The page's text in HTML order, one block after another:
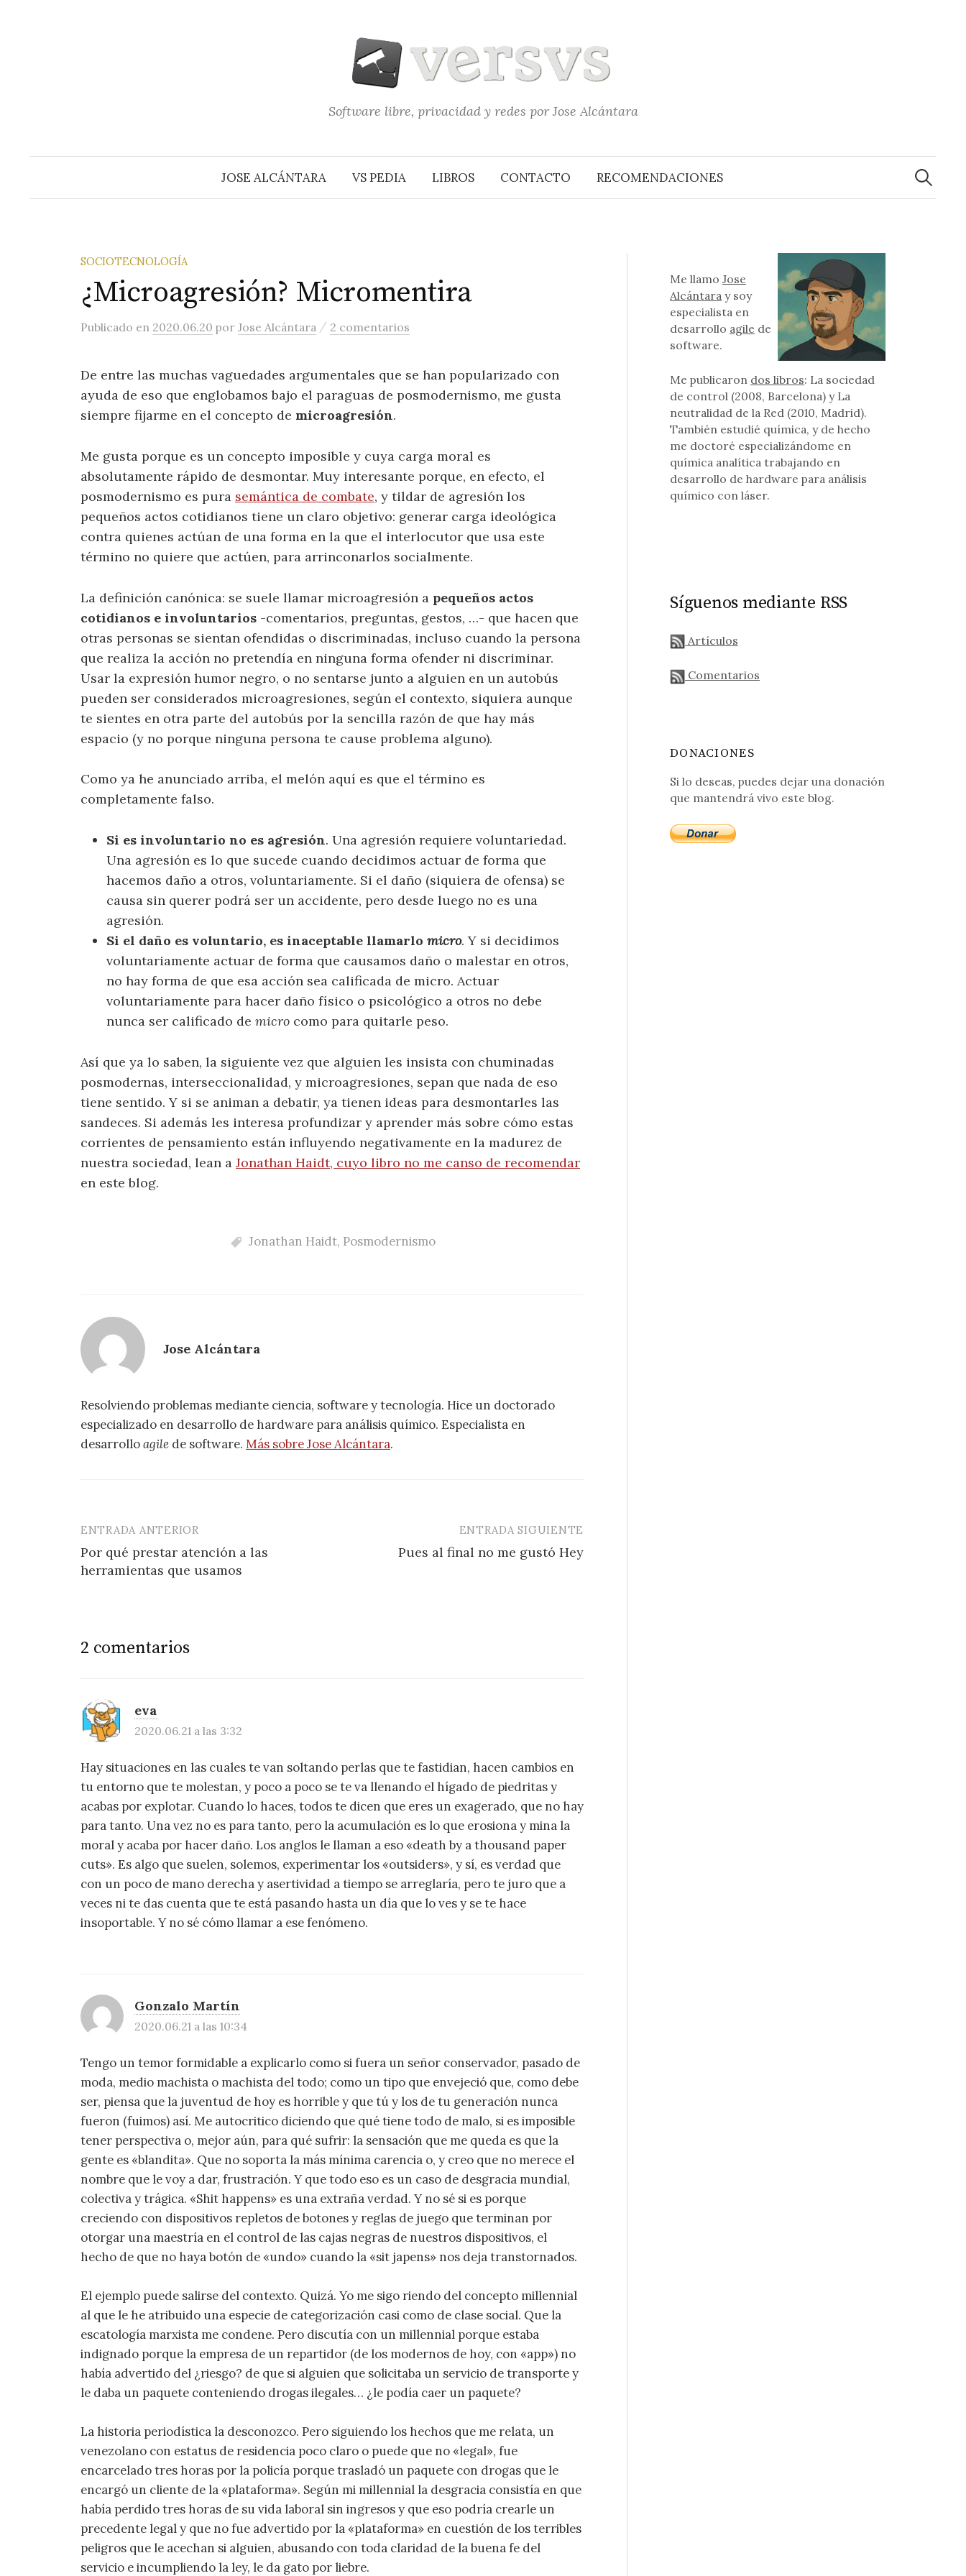
Software libre, privacidad y redes por Jose Alcántara
JOSE ALCÁNTARA VS PEDIA LIBROS CONTACTO RECOMENDACIONES
Buscar:
SOCIOTECNOLOGÍA
¿Microagresión? Micromentira
Publicado en 2020.06.20 por Jose Alcántara / 2 comentarios
De entre las muchas vaguedades argumentales que se han popularizado con
ayuda de eso que englobamos bajo el paraguas de posmodernismo, me gusta
siempre fijarme en el concepto de microagresión.
Me gusta porque es un concepto imposible y cuya carga moral es
absolutamente rápido de desmontar. Muy interesante porque, en efecto, el
posmodernismo es pura semántica de combate, y tildar de agresión los
pequeños actos cotidianos tiene un claro objetivo: generar carga ideológica
contra quienes actúan de una forma en la que el interlocutor que usa este
término no quiere que actúen, para arrinconarlos socialmente.
La definición canónica: se suele llamar microagresión a pequeños actos
cotidianos e involuntarios -comentarios, preguntas, gestos, …- que hacen que
otras personas se sientan ofendidas o discriminadas, incluso cuando la persona
que realiza la acción no pretendía en ninguna forma ofender ni discriminar.
Usar la expresión humor negro, o no sentarse junto a alguien en un autobús
pueden ser considerados microagresiones, según el contexto, siquiera aunque
te sientes en otra parte del autobús por la sencilla razón de que hay más
espacio (y no porque ninguna persona te cause problema alguno).
Como ya he anunciado arriba, el melón aquí es que el término es
completamente falso.
Si es involuntario no es agresión. Una agresión requiere voluntariedad.
Una agresión es lo que sucede cuando decidimos actuar de forma que
hacemos daño a otros, voluntariamente. Si el daño (siquiera de ofensa) se
causa sin querer podrá ser un accidente, pero desde luego no es una
agresión.
Si el daño es voluntario, es inaceptable llamarlo micro. Y si decidimos
voluntariamente actuar de forma que causamos daño o malestar en otros,
no hay forma de que esa acción sea calificada de micro. Actuar
voluntariamente para hacer daño físico o psicológico a otros no debe
nunca ser calificado de micro como para quitarle peso.
Así que ya lo saben, la siguiente vez que alguien les insista con chuminadas
posmodernas, interseccionalidad, y microagresiones, sepan que nada de eso
tiene sentido. Y si se animan a debatir, ya tienen ideas para desmontarles las
sandeces. Si además les interesa profundizar y aprender más sobre cómo estas
corrientes de pensamiento están influyendo negativamente en la madurez de
nuestra sociedad, lean a Jonathan Haidt, cuyo libro no me canso de recomendar
en este blog.
Jonathan Haidt, Posmodernismo
Jose Alcántara
Resolviendo problemas mediante ciencia, software y tecnología. Hice un doctorado
especializado en desarrollo de hardware para análisis químico. Especialista en
desarrolloagile de software. Más sobre Jose Alcántara.
Navegación
de
ENTRADA ANTERIOR
Por qué prestar atención a las
herramientas que usamos
ENTRADA SIGUIENTE
Pues al final no me gustó Hey
2 comentarios
eva
2020.06.21 a las 3:32
Hay situaciones en las cuales te van soltando perlas que te fastidian, hacen cambios en
tu entorno que te molestan, y poco a poco se te va llenando el hígado de piedritas y
acabas por explotar. Cuando lo haces, todos te dicen que eres un exagerado, que no hay
para tanto. Una vez no es para tanto, pero la acumulación es lo que erosiona y mina la
moral y acaba por hacer daño. Los anglos le llaman a eso «death by a thousand paper
cuts». Es algo que suelen, solemos, experimentar los «outsiders», y sí, es verdad que
con un poco de mano derecha y asertividad a tiempo se arreglaría, pero te juro que a
veces ni te das cuenta que te está pasando hasta un día que lo ves y se te hace
insoportable. Y no sé cómo llamar a ese fenómeno.
Gonzalo Martín
2020.06.21 a las 10:34
Tengo un temor formidable a explicarlo como si fuera un señor conservador, pasado de
moda, medio machista o machista del todo; como un tipo que envejeció que, como debe
ser, piensa que la juventud de hoy es horrible y que tú y los de tu generación nunca
fueron (fuimos) así. Me autocritico diciendo que qué tiene todo de malo, si es imposible
tener perspectiva o, mejor aún, para qué sufrir: la sensación que me queda es que la
gente es «blandita». Que no soporta la más mínima carencia o, y creo que no merece el
nombre que le voy a dar, frustración. Y que todo eso es un caso de desgracia mundial,
colectiva y trágica. «Shit happens» es una extraña verdad. Y no sé si es porque
creciendo con dispositivos repletos de botones y reglas de juego que terminan por
otorgar una maestría en el control de las cajas negras de nuestros dispositivos, el
hecho de que no haya botón de «undo» cuando la «sit japens» nos deja transtornados.
El ejemplo puede salirse del contexto. Quizá. Yo me sigo riendo del concepto millennial
al que le he atribuido una especie de categorización casi como de clase social. Que la
escatología marxista me condene. Pero discutía con un millennial porque estaba
indignado porque la empresa de un repartidor (de los modernos de hoy, con «app») no
había advertido del ¿riesgo? de que si alguien que solicitaba un servicio de transporte y
le daba un paquete conteniendo drogas ilegales… ¿le podía caer un paquete?
La historia periodística la desconozco. Pero siguiendo los hechos que me relata, un
venezolano con estatus de residencia poco claro o puede que no «legal», fue
encarcelado tres horas por la policía porque trasladó un paquete con drogas que le
encargó un cliente de la «plataforma». Según mi millennial la desgracia consistía en que
había perdido tres horas de su vida laboral sin ingresos y que eso podría crearle un
precedente legal y que no fue advertido por la «plataforma» en cuestión de los terribles
peligros que le acechan si alguien, abusando con toda claridad de la buena fe del
servicio e incumpliendo la ley, le da gato por liebre.
Me llamoJose
Alcántara y soy
especialista en
desarrollo agile de
software.
Me publicaron dos libros: La sociedad
de control (2008, Barcelona) y La
neutralidad de la Red (2010, Madrid).
También estudié química, y de hecho
me doctoré especializándome en
química analítica trabajando en
desarrollo de hardware para análisis
químico con láser.
Síguenos mediante RSS
Artículos
Comentarios
DONACIONES
Si lo deseas, puedes dejar una donación
que mantendrá vivo este blog.